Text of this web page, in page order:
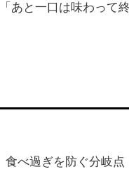
あと一口は味わって
食べ過ぎを防ぐ分岐点